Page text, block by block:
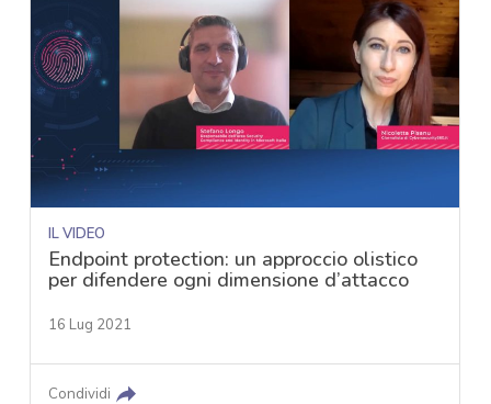
IL VIDEO
Endpoint protection: un approccio olistico
per difendere ogni dimensione d’attacco
16 Lug 2021
Condividi